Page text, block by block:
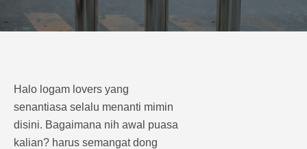
Halo logam lovers yang
senantiasa selalu menanti mimin
disini. Bagaimana nih awal puasa
kalian? harus semangat dong